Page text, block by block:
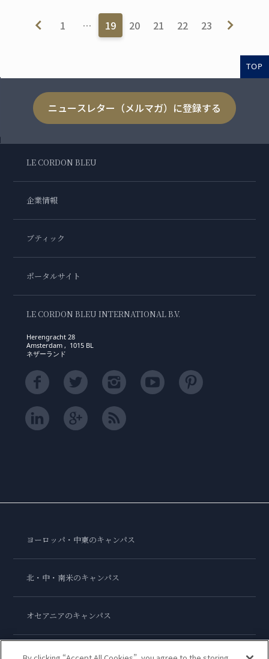
1 … 19 20 21 22 23
TOP
ニュースレター（メルマガ）に登録する
LE CORDON BLEU
企業情報
ブティック
ポータルサイト
LE CORDON BLEU INTERNATIONAL B.V.
Herengracht 28
Amsterdam , 1015 BL
ネザーランド
ヨーロッパ・中東のキャンパス
北・中・南米のキャンパス
オセアニアのキャンパス
アジアのキャンパス